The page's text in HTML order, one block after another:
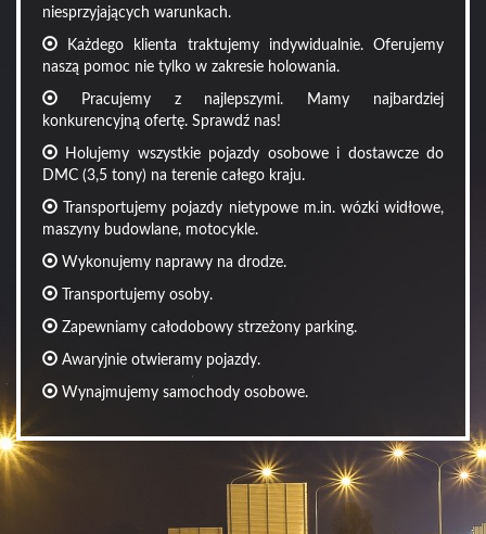
niesprzyjających warunkach.
Każdego klienta traktujemy indywidualnie. Oferujemy
naszą pomoc nie tylko w zakresie holowania.
Pracujemy z najlepszymi. Mamy najbardziej
konkurencyjną ofertę. Sprawdź nas!
Holujemy wszystkie pojazdy osobowe i dostawcze do
DMC (3,5 tony) na terenie całego kraju.
Transportujemy pojazdy nietypowe m.in. wózki widłowe,
maszyny budowlane, motocykle.
Wykonujemy naprawy na drodze.
Transportujemy osoby.
Zapewniamy całodobowy strzeżony parking.
Awaryjnie otwieramy pojazdy.
Wynajmujemy samochody osobowe.